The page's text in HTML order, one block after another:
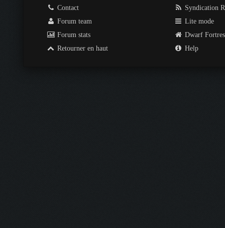
Contact
Forum team
Forum stats
Retourner en haut
Syndication
Lite mode
Dwarf
Help